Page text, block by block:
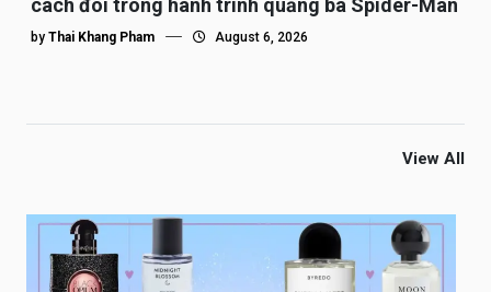
cách đôi trong hành trình quảng bá Spider-Man
by Thai Khang Pham August 6, 2026
View All